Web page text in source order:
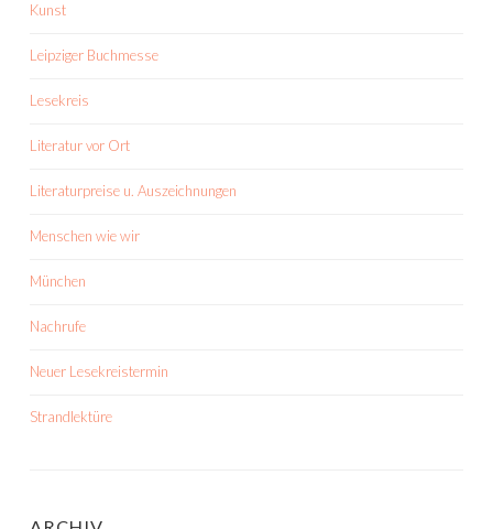
Kunst
Leipziger Buchmesse
Lesekreis
Literatur vor Ort
Literaturpreise u. Auszeichnungen
Menschen wie wir
München
Nachrufe
Neuer Lesekreistermin
Strandlektüre